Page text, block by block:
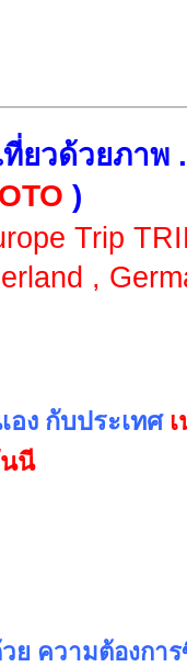
ยวด้วยภาพ
)
Trip
,
อง กับประเทศ
นี
ความต้องการ